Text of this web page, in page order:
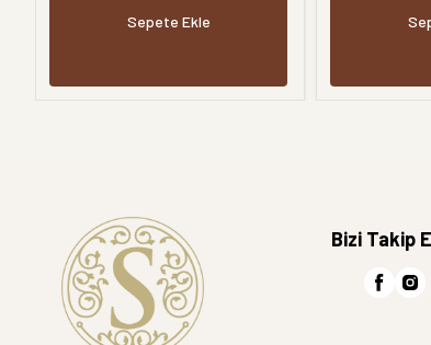
Sepete Ekle
Bizi Takip